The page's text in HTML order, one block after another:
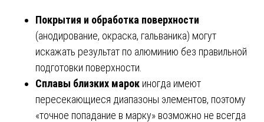
Покрытия и обработка поверхности
(анодирование, окраска, гальваника) могут
искажать результат по алюминию без правильной
подготовки поверхности.
Сплавы близких марок иногда имеют
пересекающиеся диапазоны элементов, поэтому
«точное попадание в марку» возможно не всегда